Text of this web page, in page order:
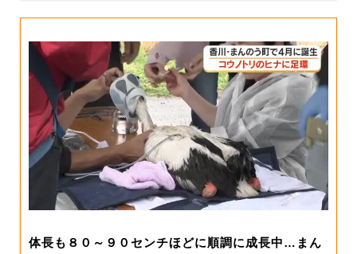
体長も８０～９０センチほどに順調に成長中…まん